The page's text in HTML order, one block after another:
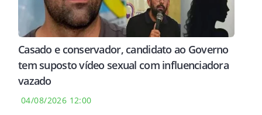
Casado e conservador, candidato ao Governo
tem suposto vídeo sexual com influenciadora
vazado
04/08/2026 12:00